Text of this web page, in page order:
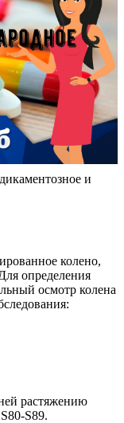
и
колено,
определения
осмотр колена
растяжению
S89.